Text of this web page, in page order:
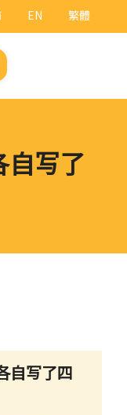
EN 繁體
自写了
自写了四